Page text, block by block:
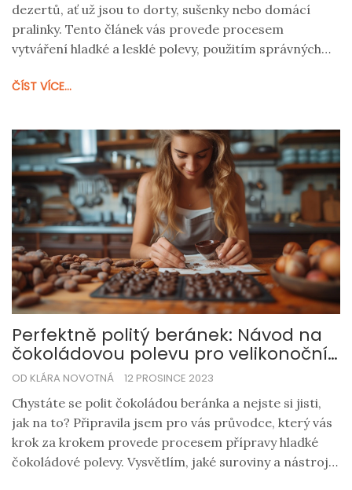
dezertů, ať už jsou to dorty, sušenky nebo domácí
pralinky. Tento článek vás provede procesem
vytváření hladké a lesklé polevy, použitím správných
čokoládovou polevu na vaření, a zároveň získáte
Budete překvapeni, jak snadné to může být a jaký
rozdíl to udělá ve vašem pečení.
ČÍST VÍCE...
Perfektně politý beránek: Návod na
čokoládovou polevu pro velikonoční
pečení
OD KLÁRA NOVOTNÁ 12 PROSINCE 2023
Chystáte se polit čokoládou beránka a nejste si jisti,
jak na to? Připravila jsem pro vás průvodce, který vás
krok za krokem provede procesem přípravy hladké
čokoládové polevy. Vysvětlím, jaké suroviny a nástroje